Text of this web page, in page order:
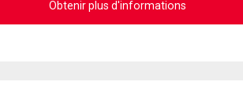
Obtenir plus d'informations